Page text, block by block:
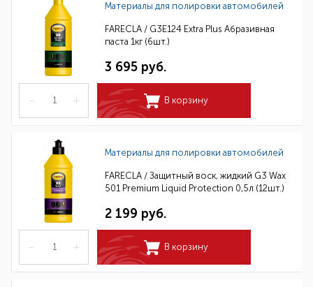
Материалы для полировки автомобилей
FARECLA / G3E124 Extra Plus Абразивная
паста 1кг (6шт.)
3 695 руб.
– + В корзину
Материалы для полировки автомобилей
FARECLA / Защитный воск, жидкий G3 Wax
501 Premium Liquid Protection 0,5л (12шт.)
2 199 руб.
– + В корзину